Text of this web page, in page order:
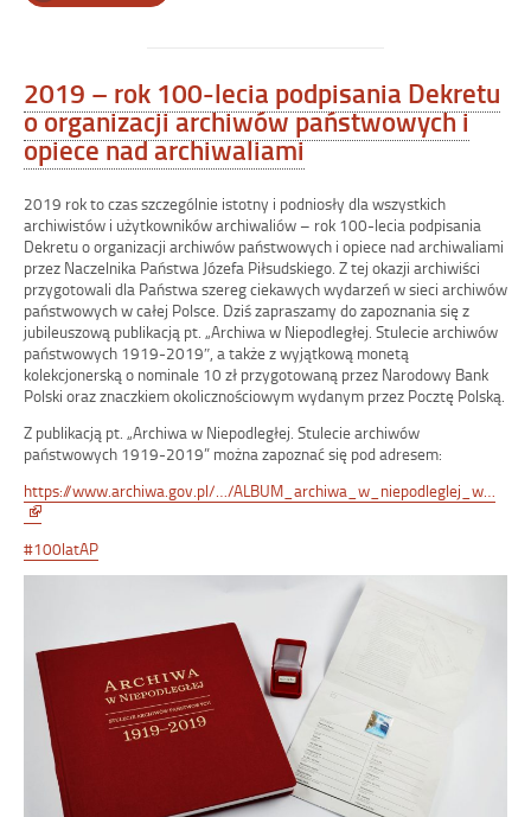
„Zostań
ramach
inauguracji
projektu
„Archiwa
Rodzinne
Niepodległej””
2019 – rok 100-lecia podpisania Dekretu
o organizacji archiwów państwowych i
opiece nad archiwaliami
2019 rok to czas szczególnie istotny i podniosły dla wszystkich
archiwistów i użytkowników archiwaliów – rok 100-lecia podpisania
Dekretu o organizacji archiwów państwowych i opiece nad archiwaliami
przez Naczelnika Państwa Józefa Piłsudskiego. Z tej okazji archiwiści
przygotowali dla Państwa szereg ciekawych wydarzeń w sieci archiwów
państwowych w całej Polsce. Dziś zapraszamy do zapoznania się z
jubileuszową publikacją pt. „Archiwa w Niepodległej. Stulecie archiwów
państwowych 1919-2019″, a także z wyjątkową monetą
kolekcjonerską o nominale 10 zł przygotowaną przez Narodowy Bank
Polski oraz znaczkiem okolicznościowym wydanym przez Pocztę Polską.
Z publikacją pt. „Archiwa w Niepodległej. Stulecie archiwów
państwowych 1919-2019” można zapoznać się pod adresem:
https://www.archiwa.gov.pl/…/ALBUM_archiwa_w_niepodleglej_w…
Link
otwiera
się
w
#100latAP